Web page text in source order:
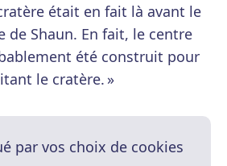
était en fait là avant le
Shaun. En fait, le centre
été construit pour
le cratère. »
par vos choix de cookies